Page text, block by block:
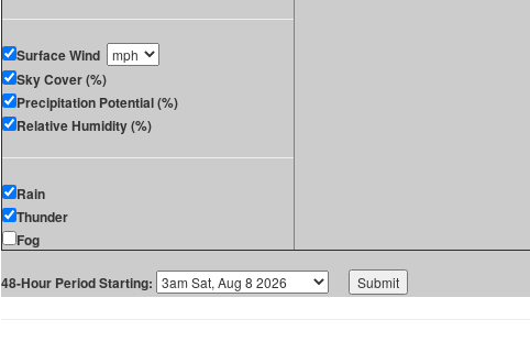
Surface Wind
Sky Cover (%)
Precipitation Potential (%)
Relative Humidity (%)
Rain
Thunder
Fog
48-Hour Period Starting: